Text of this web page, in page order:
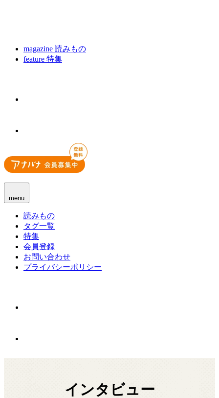
magazine 読みもの
feature 特集
menu
読みもの
タグ一覧
特集
会員登録
お問い合わせ
プライバシーポリシー
インタビュー